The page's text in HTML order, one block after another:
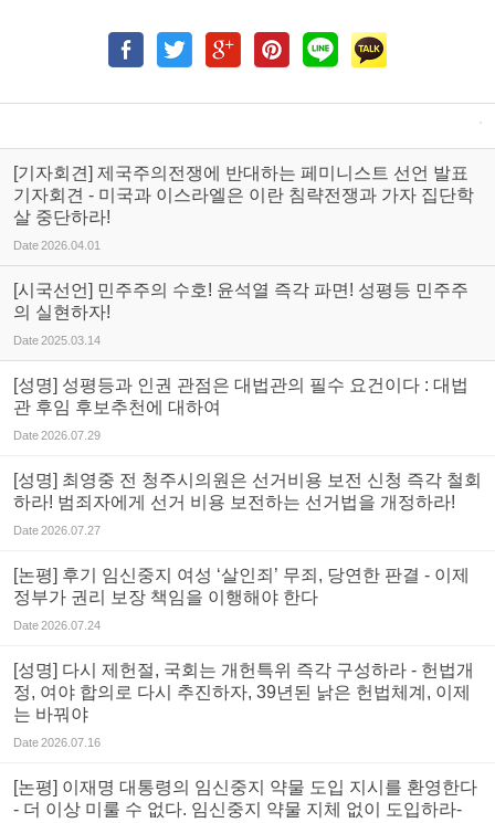
[기자회견] 제국주의전쟁에 반대하는 페미니스트 선언 발표
기자회견 - 미국과 이스라엘은 이란 침략전쟁과 가자 집단학
살 중단하라!
Date2026.04.01
[시국선언] 민주주의 수호! 윤석열 즉각 파면! 성평등 민주주
의 실현하자!
Date2025.03.14
[성명] 성평등과 인권 관점은 대법관의 필수 요건이다 : 대법
관 후임 후보추천에 대하여
Date2026.07.29
[성명] 최영중 전 청주시의원은 선거비용 보전 신청 즉각 철회
하라! 범죄자에게 선거 비용 보전하는 선거법을 개정하라!
Date2026.07.27
[논평] 후기 임신중지 여성 ‘살인죄’ 무죄, 당연한 판결 - 이제
정부가 권리 보장 책임을 이행해야 한다
Date2026.07.24
[성명] 다시 제헌절, 국회는 개헌특위 즉각 구성하라 - 헌법개
정, 여야 합의로 다시 추진하자, 39년된 낡은 헌법체계, 이제
는 바꿔야
Date2026.07.16
[논평] 이재명 대통령의 임신중지 약물 도입 지시를 환영한다
- 더 이상 미룰 수 없다. 임신중지 약물 지체 없이 도입하라-